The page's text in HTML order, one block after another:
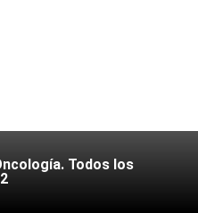
Todos los